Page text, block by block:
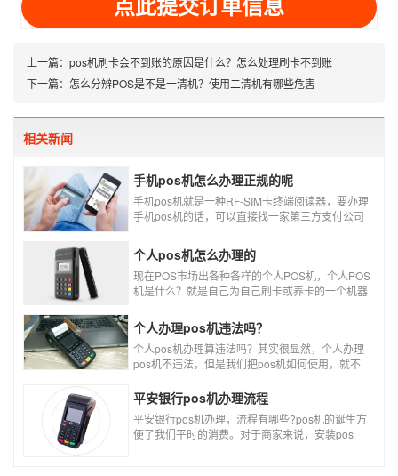
上一篇： pos机刷卡会不到账的原因是什么？怎么处理刷卡不到账
下一篇： 怎么分辨POS是不是一清机？使用二清机有哪些危害
相关新闻
手机pos机怎么办理正规的呢
手机pos机就是一种RF-SIM卡终端阅读器，要办理
手机pos机的话，可以直接找一家第三方支付公司
个人pos机怎么办理的
现在POS市场出各种各样的个人POS机，个人POS
机是什么？就是自己为自己刷卡或养卡的一个机器
个人办理pos机违法吗？
个人pos机办理算违法吗？其实很显然，个人办理
pos机不违法，但是我们把pos机如何使用，就不
现，套现不换，那么我们这样使用pos机肯定就是
违法的，只有我们在安全的使用之下，我们的个人
办理的pos机才是正规的，但是自己刷自己信用卡
用自己的pos机，这样只是算违规，只要我们按时
平安银行pos机办理流程
平安银行pos机办理，流程有哪些?pos机的诞生方
便了我们平时的消费。对于商家来说，安装pos